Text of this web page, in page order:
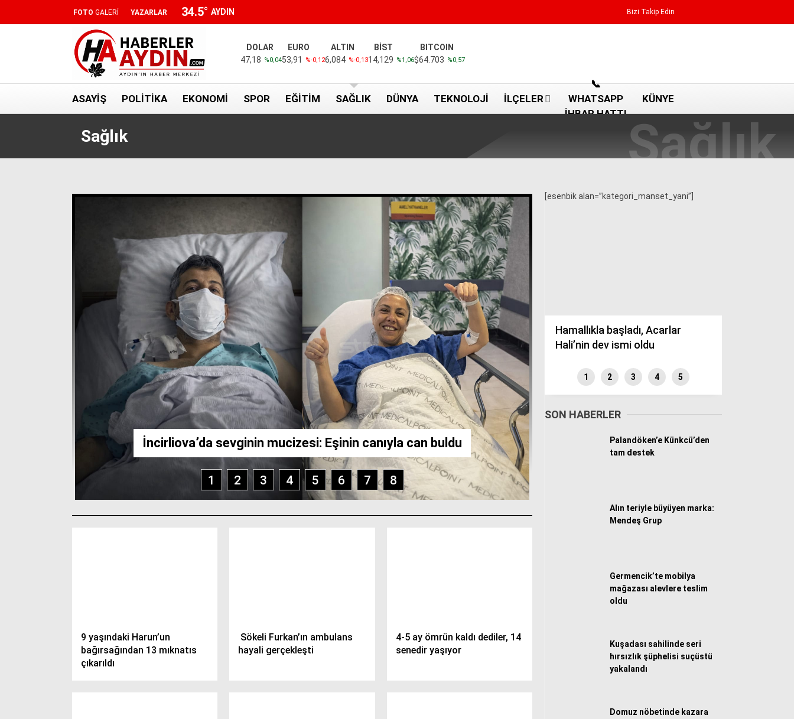
Nöbetçi Eczaneler
Instagram
FOTO GALERİ YAZARLAR 34.5° AYDIN Bizi Takip Edin
DOLAR
47,18 %0,04
EURO
53,91
%-0,12
ALTIN
6,084 %-0,13
BİST
14,129 %1,06
BITCOIN
$64.703 %0,57
ASAYIŞ POLITIKA EKONOMI SPOR EĞITIM SAĞLIK DÜNYA TEKNOLOJI İLÇELER
📞
WHATSAPP
İHBAR HATTI
KÜNYE
Sağlık
İncirliova’da sevginin mucizesi: Eşinin canıyla can buldu
1 2 3 4 5 6 7 8
9 yaşındaki Harun’un
bağırsağından 13 mıknatıs
çıkarıldı
Sökeli Furkan’ın ambulans
hayali gerçekleşti
4-5 ay ömrün kaldı dediler, 14
senedir yaşıyor
[esenbik alan=”kategori_manset_yani”]
Hamallıkla başladı, Acarlar
Hali’nin dev ismi oldu
1 2 3 4 5
SON HABERLER
Palandöken’e Künkcü’den
tam destek
Alın teriyle büyüyen marka:
Mendeş Grup
Germencik’te mobilya
mağazası alevlere teslim
oldu
Kuşadası sahilinde seri
hırsızlık şüphelisi suçüstü
yakalandı
Domuz nöbetinde kazara